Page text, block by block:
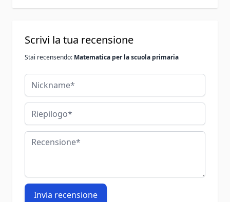
Scrivi la tua recensione
Stai recensendo: Matematica per la scuola primaria
Nickname
Riepilogo
Recensione
Invia recensione